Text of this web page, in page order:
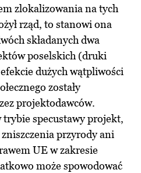
zlokalizowania na tych
rząd, to stanowi ona
składanych dwa
poselskich (druki
dużych wątpliwości
zostały
projektodawców.
specustawy projekt,
przyrody ani
UE w zakresie
może spowodować